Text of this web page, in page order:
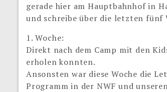
gerade hier am Hauptbahnhof in
und schreibe über die letzten fünf
1. Woche:
Direkt nach dem Camp mit den
erholen konnten.
Ansonsten war diese Woche die
Programm in der NWF und